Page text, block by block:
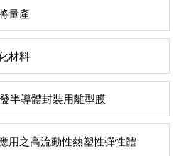
量產
材料
半導體封裝用離型膜
用之高流動性熱塑性彈性體